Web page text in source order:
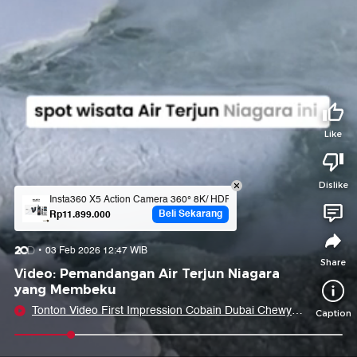
Like
Dislike
Share
Caption
Insta360 X5 Action Camera 360° 8K/ HDR/ Waterproof/ Fast
Rp11.899.000 Beli Sekarang
03 Feb 2026 12:47 WIB
Video: Pemandangan Air Terjun Niagara
yang Membeku
Tonton Video First Impression Cobain Dubai Chewy
Share to
Facebook X Whatsapp
Copy Link Copy Embed
Login untuk menyampaikan pendapat.
Tidak suka video ini?
Login untuk menyampaikan pendapat.